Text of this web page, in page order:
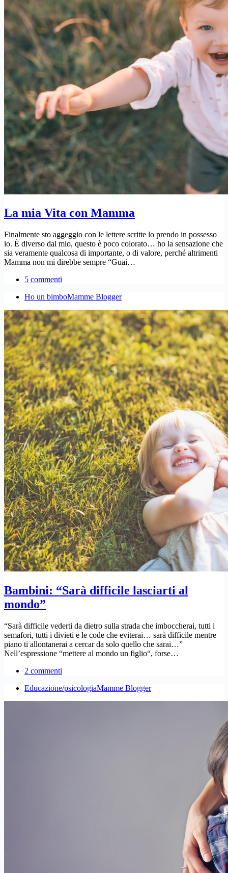
La mia Vita con Mamma
Finalmente sto aggeggio con le lettere scritte lo prendo in possesso
io. È diverso dal mio, questo è poco colorato… ho la sensazione che
sia veramente qualcosa di importante, o di valore, perché altrimenti
Mamma non mi direbbe sempre “Guai…
5 commenti
Ho un bimboMamme Blogger
Bambini: “Sarà difficile lasciarti al
mondo”
“Sarà difficile vederti da dietro sulla strada che imboccherai, tutti i
semafori, tutti i divieti e le code che eviterai… sarà difficile mentre
piano ti allontanerai a cercar da solo quello che sarai…”
Nell’espressione “mettere al mondo un figlio“, forse…
2 commenti
Educazione/psicologiaMamme Blogger